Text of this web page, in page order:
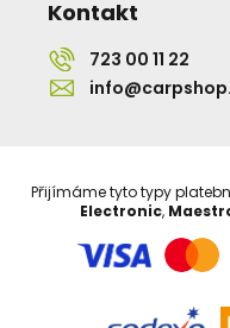
Kontakt
723 00 11 22
Přijímáme tyto typy
Electronic,